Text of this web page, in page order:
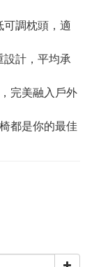
調枕頭，適
計，平均承
完美融入戶外
都是你的最佳